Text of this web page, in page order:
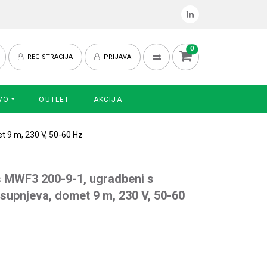
REGISTRACIJA PRIJAVA
0
OUTLET AKCIJA
9 m, 230 V, 50-60 Hz
200-9-1, ugradbeni s
domet 9 m, 230 V, 50-60